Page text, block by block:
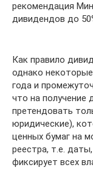
рекомендация
дивидендов до
Как правило
однако
года и
что на получение
претендовать
юридические),
ценных бумаг на
реестра, т.е.
фиксирует всех